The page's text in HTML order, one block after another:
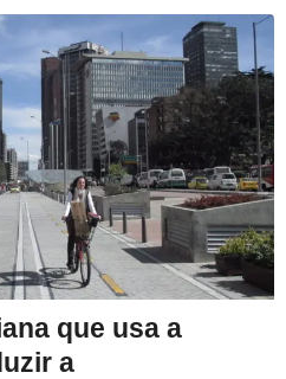
que usa a
a